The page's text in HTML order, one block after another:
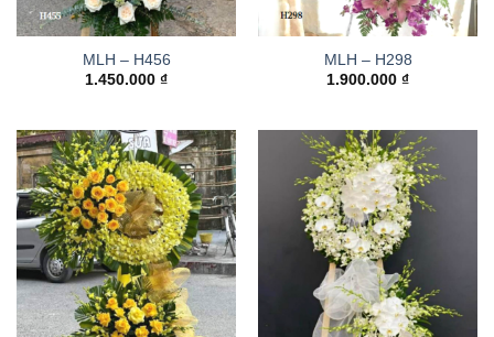
MLH – H456
1.450.000 ₫
MLH – H298
1.900.000 ₫